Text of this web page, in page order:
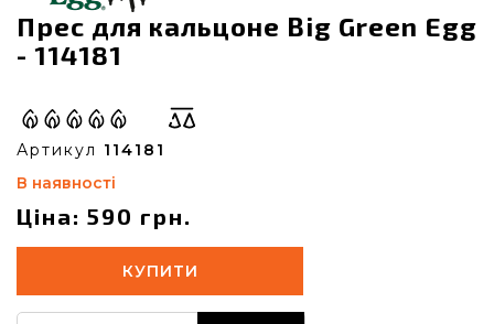
Прес для кальцоне Big Green Egg
- 114181
Артикул 114181
В наявності
Ціна: 590 грн.
КУПИТИ